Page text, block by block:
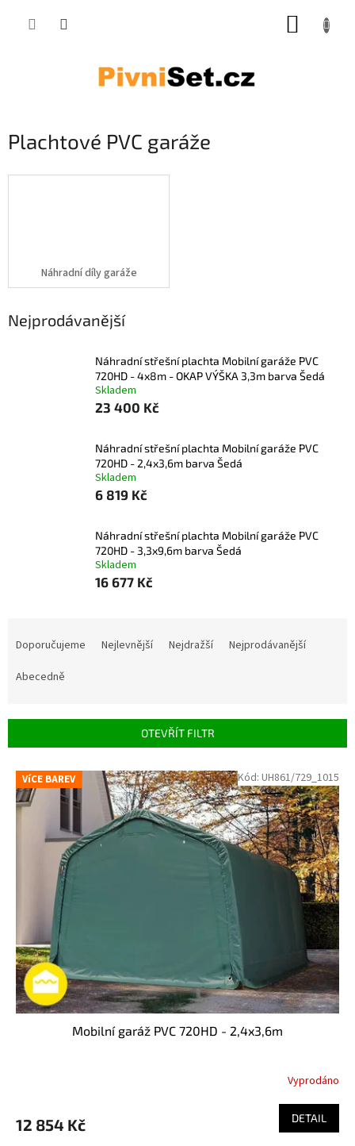
Plachtové PVC garáže
Náhradní díly garáže
Nejprodávanější
Náhradní střešní plachta Mobilní garáže PVC
720HD - 4x8m - OKAP VÝŠKA 3,3m barva Šedá
Skladem
23 400 Kč
Náhradní střešní plachta Mobilní garáže PVC
720HD - 2,4x3,6m barva Šedá
Skladem
6 819 Kč
Náhradní střešní plachta Mobilní garáže PVC
720HD - 3,3x9,6m barva Šedá
Skladem
16 677 Kč
Doporučujeme Nejlevnější Nejdražší
Nejprodávanější
Abecedně
OTEVŘÍT FILTR
Výpis produktů
VíCE BAREV
Mobilní garáž PVC 720HD - 2,4x3,6m
Vyprodáno
12 854 Kč DETAIL
Kód: UH861/729_1015